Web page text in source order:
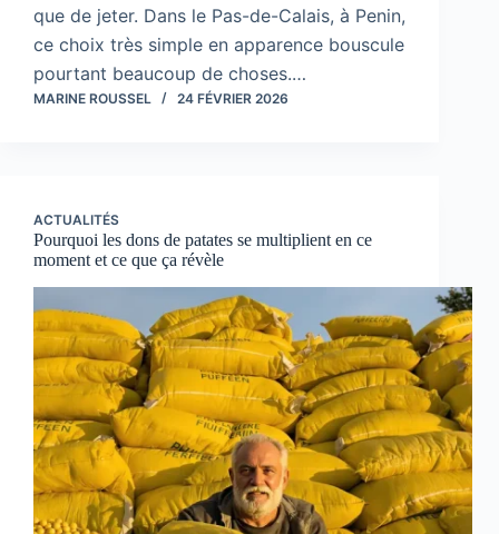
que de jeter. Dans le Pas-de-Calais, à Penin,
ce choix très simple en apparence bouscule
pourtant beaucoup de choses.…
MARINE ROUSSEL 24 FÉVRIER 2026
ACTUALITÉS
Pourquoi les dons de patates se multiplient en ce
moment et ce que ça révèle